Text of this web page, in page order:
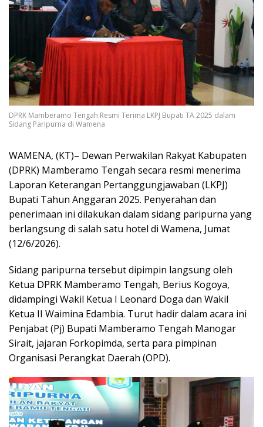
DPRK Mamberamo Tengah Resmi Terima LKPJ Bupati TA 2025 dalam
Sidang Paripurna di Wamena
WAMENA, (KT)– Dewan Perwakilan Rakyat Kabupaten
(DPRK) Mamberamo Tengah secara resmi menerima
Laporan Keterangan Pertanggungjawaban (LKPJ)
Bupati Tahun Anggaran 2025. Penyerahan dan
penerimaan ini dilakukan dalam sidang paripurna yang
berlangsung di salah satu hotel di Wamena, Jumat
(12/6/2026).
Sidang paripurna tersebut dipimpin langsung oleh
Ketua DPRK Mamberamo Tengah, Berius Kogoya,
didampingi Wakil Ketua I Leonard Doga dan Wakil
Ketua II Waimina Edambia. Turut hadir dalam acara ini
Penjabat (Pj) Bupati Mamberamo Tengah Manogar
Sirait, jajaran Forkopimda, serta para pimpinan
Organisasi Perangkat Daerah (OPD).